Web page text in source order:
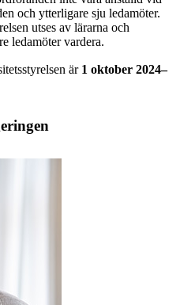
och ytterligare sju ledamöter.
utses av lärarna och
ledamöter vardera.
är 1 oktober 2024–